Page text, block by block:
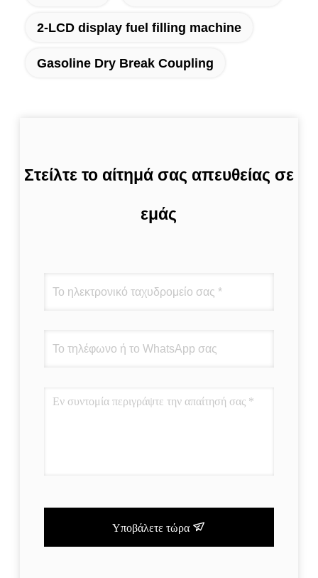
2-LCD display fuel filling machine
Gasoline Dry Break Coupling
Στείλτε το αίτημά σας απευθείας σε
εμάς
Υποβάλετε τώρα